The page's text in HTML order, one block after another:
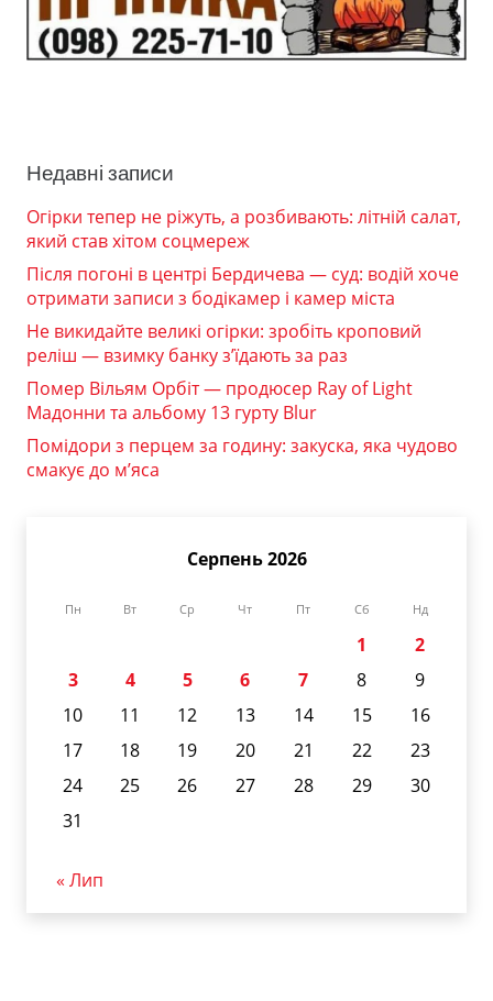
Недавні записи
Огірки тепер не ріжуть, а розбивають: літній салат,
який став хітом соцмереж
Після погоні в центрі Бердичева — суд: водій хоче
отримати записи з бодікамер і камер міста
Не викидайте великі огірки: зробіть кроповий
реліш — взимку банку з’їдають за раз
Помер Вільям Орбіт — продюсер Ray of Light
Мадонни та альбому 13 гурту Blur
Помідори з перцем за годину: закуска, яка чудово
смакує до м’яса
Серпень 2026
Пн Вт Ср Чт Пт Сб Нд
1
2
3
4 5 6 7 8
9
10
11 12 13 14 15
16
17
18 19 20 21 22
23
24
25 26 27 28 29
30
31
« Лип